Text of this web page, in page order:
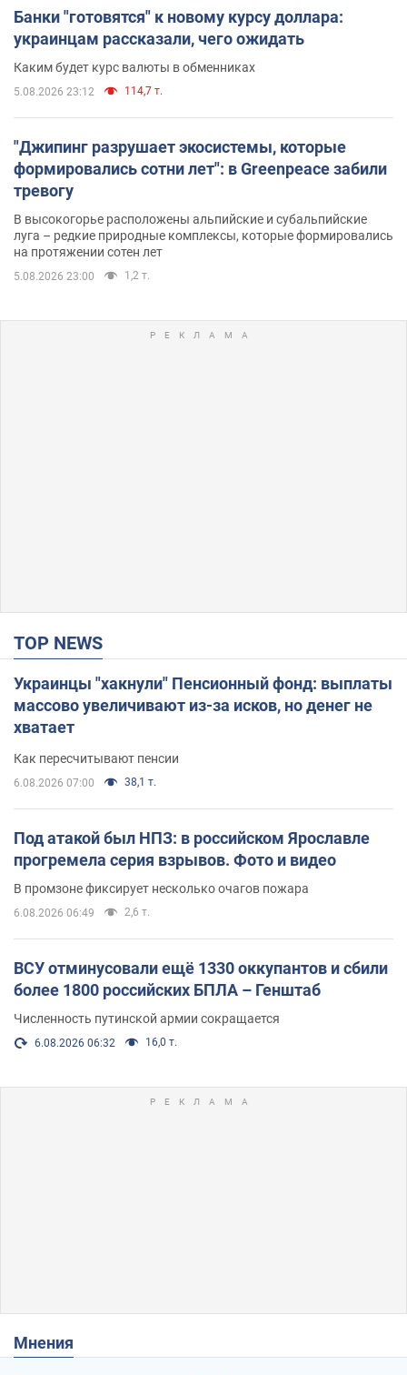
Банки "готовятся" к новому курсу доллара:
украинцам рассказали, чего ожидать
Каким будет курс валюты в обменниках
5.08.2026 23:12 114,7 т.
"Джипинг разрушает экосистемы, которые
формировались сотни лет": в Greenpeace забили
тревогу
В высокогорье расположены альпийские и субальпийские
луга – редкие природные комплексы, которые формировались
на протяжении сотен лет
5.08.2026 23:00 1,2 т.
TOP NEWS
Украинцы "хакнули" Пенсионный фонд: выплаты
массово увеличивают из-за исков, но денег не
хватает
Как пересчитывают пенсии
6.08.2026 07:00 38,1 т.
Под атакой был НПЗ: в российском Ярославле
прогремела серия взрывов. Фото и видео
В промзоне фиксирует несколько очагов пожара
6.08.2026 06:49 2,6 т.
ВСУ отминусовали ещё 1330 оккупантов и сбили
более 1800 российских БПЛА – Генштаб
Численность путинской армии сокращается
6.08.2026 06:32 16,0 т.
Мнения